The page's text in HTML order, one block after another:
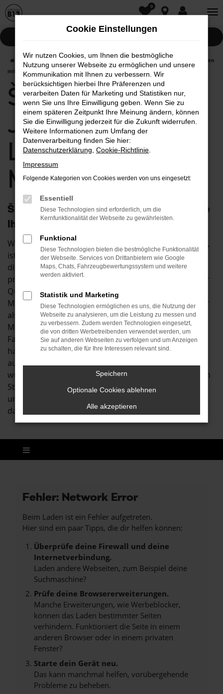
Zum
0
Škoda Fabia Jahreswagen
mit Lieferservice nach München
Škoda Fabia
Jahreswagen mit
Lieferservice nach
München
Škoda Fabia Jahreswagen: optimieren Sie
Ihre Mobilität in München
Wenn Sie beim Autokauf mit spitzen Bleistift rechnen,
ist ein Škoda Fabia Jahreswagen für München genau
die richtige Wahl. Sie verbinden mit einem Kauf die
preislichen Vorteile eines Gebrauchtwagens mit einer
Qualität, die fast der eines Neuwagens entspricht.
Mancherorts werden Škoda Fabia Jahreswagen sogar
als die bessere Wahl für Fahrten in Städten wie
München angesehen. Der Grund liegt darin, dass die
Fahrzeuge bereits einige Kilometer auf dem Buckel
haben und auf diese Weise Produktionsfehler
ausgeschlossen werden können. Anders formuliert
wurde jeder Škoda Fabia Jahreswagen bereits auf den
Straßen von München oder anderswo eingefahren
und ist somit bereit für die sofortige Nutzung. Und
dass natürlich ohne Wartezeit.
Fehler: Network Error
Beim Laden ist ein Fehler aufgetreten.
Hier sind ein paar Tipps, die dir helfen können:
Überprüfe deine Firewall und deine
Internetverbindung.
Laden andere Webseiten, zum Beispiel deine
Suchmaschine?
Prüfe deine Browsererweiterungen.
Manche Erweiterungen, wie Werbeblocker,
können das Laden bestimmter Seiten
verhindern. Funktioniert die Seite in einem
anderen Browser oder in einem privaten
Fenster?
Starte dein Gerät neu.
Das kann manchmal helfen, vorübergehende
Probleme zu beheben.
Cookie Einstellungen
Wir nutzen Cookies, um Ihnen die bestmögliche
Nutzung unserer Webseite zu ermöglichen und unsere
Kommunikation mit Ihnen zu verbessern. Wir
berücksichtigen hierbei Ihre Präferenzen und
verarbeiten Daten für Marketing und Statistiken nur,
wenn Sie uns Ihre Einwilligung geben. Wenn Sie zu
einem späteren Zeitpunkt Ihre Meinung ändern, können
Sie die Einwilligung jederzeit für die Zukunft widerrufen.
Weitere Informationen zum Umfang der
Datenverarbeitung finden Sie hier:
Datenschutzerklärung Cookie-Richtlinie
Impressum
Folgende Kategorien von Cookies werden von uns eingesetzt:
Essentiell
Diese Technologien sind erforderlich, um die
Kernfunktionalität der Webseite zu gewährleisten.
Funktional
Diese Technologien bieten die bestmögliche Funktionalität
der Webseite. Services von Drittanbietern wie Google
Maps, Chats, Fahrzeugbewertungssystem und weitere
werden aktiviert.
Statistik und Marketing
Diese Technologien ermöglichen es uns, die Nutzung der
Webseite zu analysieren, um die Leistung zu messen und
zu verbessern. Zudem werden Technologien eingesetzt,
die von dritten Werbetreibenden verwendet werden, um
Sie auf anderen Webseiten zu verfolgen und um Anzeigen
zu schalten, die für Ihre Interessen relevant sind.
Speichern
Optionale Cookies ablehnen
Alle akzeptieren